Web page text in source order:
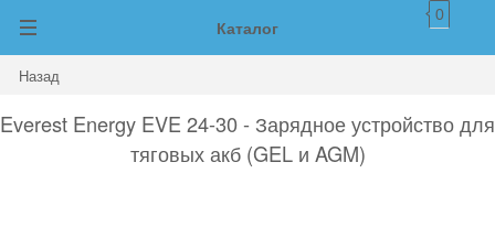
Каталог
0
Назад
Everest Energy EVE 24-30 - Зарядное устройство для
тяговых акб (GEL и AGM)